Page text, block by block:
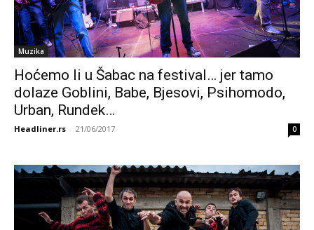
Muzika
Hoćemo li u Šabac na festival… jer tamo
dolaze Goblini, Babe, Bjesovi, Psihomodo,
Urban, Rundek…
Headliner.rs - 21/06/2017 0